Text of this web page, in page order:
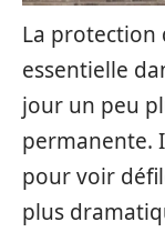
La protection
essentielle
jour un peu
permanente.
pour voir
plus